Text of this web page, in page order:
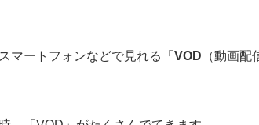
マートフォンなどで見れる「 VOD （動画